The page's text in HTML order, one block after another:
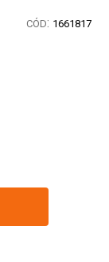
: 1661817